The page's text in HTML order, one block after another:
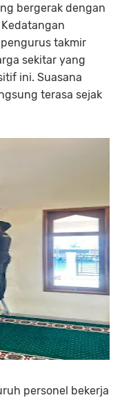
bergerak dengan
takmir
sekitar yang
ini. Suasana
terasa sejak
personel bekerja